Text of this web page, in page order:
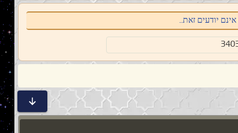
יודעים זאת..